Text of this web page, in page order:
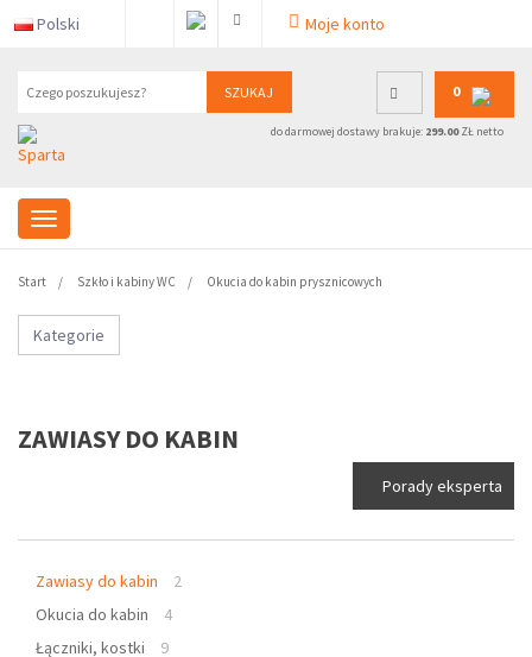
Polski Moje konto
SZUKAJ 0
do darmowej dostawy brakuje: 299.00ZŁ netto
Start Szkło i kabiny WC Okucia do kabin prysznicowych
Kategorie
ZAWIASY DO KABIN
Porady eksperta
Zawiasy do kabin
2
Okucia do kabin
4
Łączniki, kostki
9